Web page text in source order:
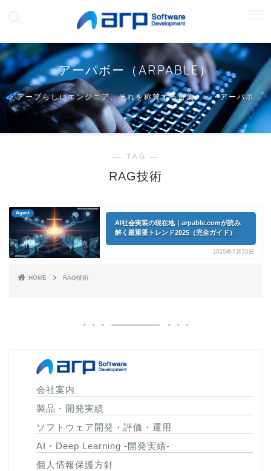
アーパボー（ARPABLE）
アープらしいエンジニア、それを称賛する言葉・・・アーパボ
ー
― TAG ―
RAG技術
Agent
AI社会実装の現在地｜arpable.comが読み
解く最重要トレンド2025（完全ガイド）
2025年7月30日
HOME RAG技術
会社案内
製品・開発実績
ソフトウェア開発・評価・運用
AI・Deep Learning -開発実績-
個人情報保護方針